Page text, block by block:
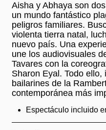
Aisha y Abhaya son
un mundo fantástico
peligros familiares.
violenta tierra natal,
nuevo país. Una
une los audiovisuales
Tavares con la
Sharon Eyal. Todo ello,
bailarines de la
contemporánea más
Espectáculo incluido